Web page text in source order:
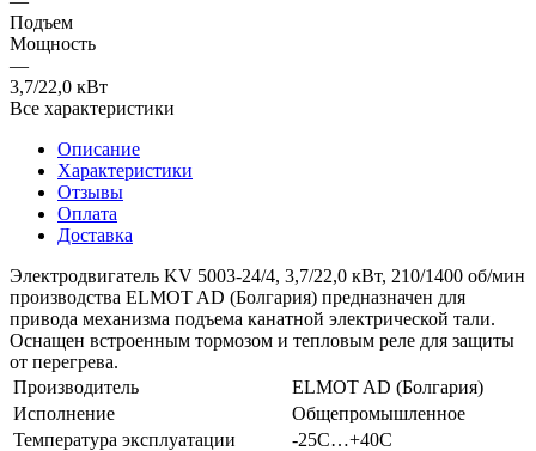
Подъем
Мощность
—
3,7/22,0 кВт
Все характеристики
Описание
Характеристики
Отзывы
Оплата
Доставка
Электродвигатель KV 5003-24/4, 3,7/22,0 кВт, 210/1400 об/мин
производства ELMOT AD (Болгария) предназначен для
привода механизма подъема канатной электрической тали.
Оснащен встроенным тормозом и тепловым реле для защиты
от перегрева.
Производитель
ELMOT AD (Болгария)
Исполнение
Общепромышленное
Температура эксплуатации
-25С…+40С